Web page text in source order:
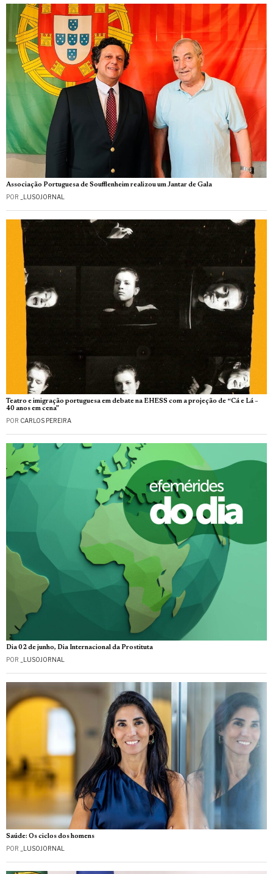
Associação Portuguesa de Soufflenheim realizou um Jantar de Gala
POR _LUSOJORNAL
Teatro e imigração portuguesa em debate na EHESS com a projeção de “Cá e Lá –
40 anos em cena”
POR CARLOS PEREIRA
Dia 02 de junho, Dia Internacional da Prostituta
POR _LUSOJORNAL
Saúde: Os ciclos dos homens
POR _LUSOJORNAL